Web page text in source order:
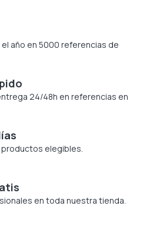
año en 5000 referencias de
24/48h en referencias en
elegibles.
en toda nuestra tienda.